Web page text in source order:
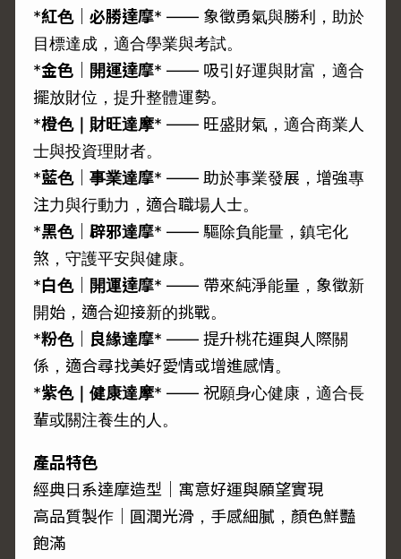
*紅色｜必勝達摩* —— 象徵勇氣與勝利，助於
目標達成，適合學業與考試。
*金色｜開運達摩* —— 吸引好運與財富，適合
擺放財位，提升整體運勢。
*橙色｜財旺達摩* —— 旺盛財氣，適合商業人
士與投資理財者。
*藍色｜事業達摩* —— 助於事業發展，增強專
注力與行動力，適合職場人士。
*黑色｜辟邪達摩* —— 驅除負能量，鎮宅化
煞，守護平安與健康。
*白色｜開運達摩* —— 帶來純淨能量，象徵新
開始，適合迎接新的挑戰。
*粉色｜良緣達摩* —— 提升桃花運與人際關
係，適合尋找美好愛情或增進感情。
*紫色｜健康達摩* —— 祝願身心健康，適合長
輩或關注養生的人。
產品特色
經典日系達摩造型｜寓意好運與願望實現
高品質製作｜圓潤光滑，手感細膩，顏色鮮豔
飽滿